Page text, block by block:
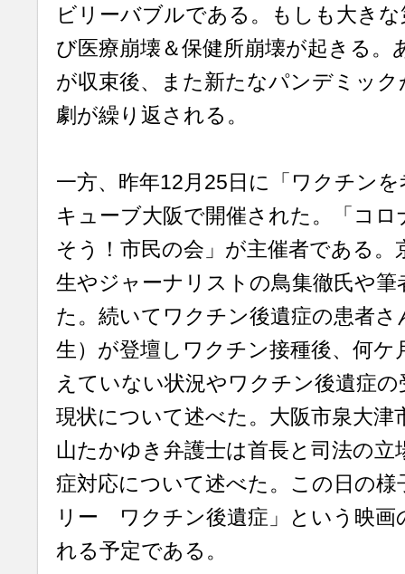
ビリーバブルである。もしも大き
び医療崩壊＆保健所崩壊が起きる。
が収束後、また新たなパンデミッ
劇が繰り返される。
一方、昨年12月25日に「ワクチン
キューブ大阪で開催された。「コ
そう！市民の会」が主催者である。
生やジャーナリストの鳥集徹氏や筆
た。続いてワクチン後遺症の患者さ
生）が登壇しワクチン接種後、何ケ
えていない状況やワクチン後遺症
現状について述べた。大阪市泉大津
山たかゆき弁護士は首長と司法の立
症対応について述べた。この日の
リー ワクチン後遺症」という映画
れる予定である。